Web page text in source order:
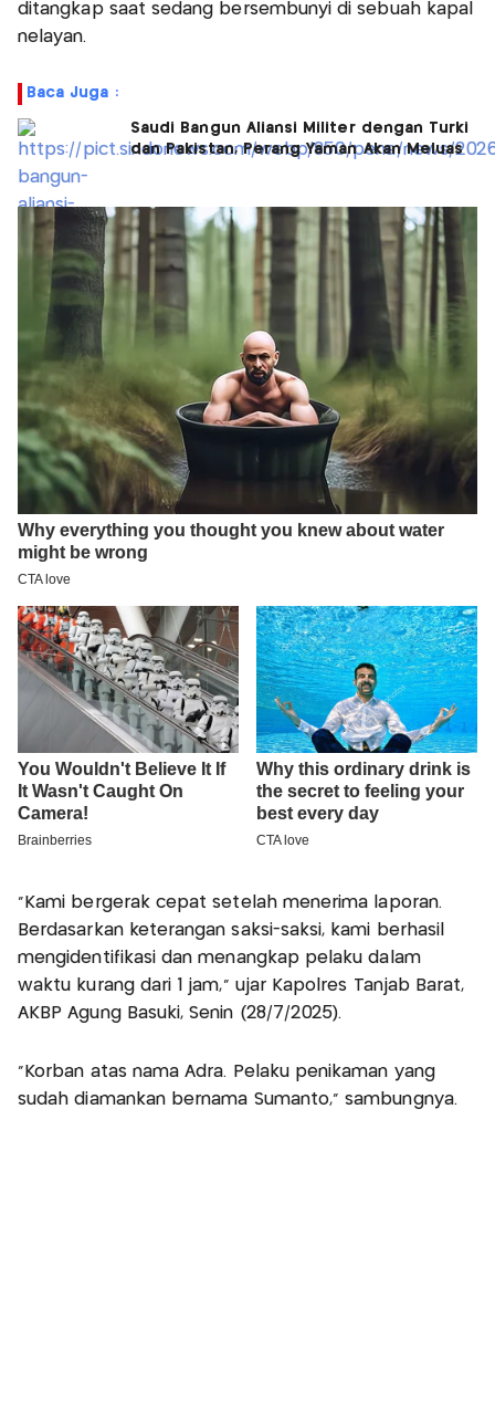
ditangkap saat sedang bersembunyi di sebuah kapal
nelayan.
Baca Juga :
Saudi Bangun Aliansi Militer dengan Turki
dan Pakistan, Perang Yaman Akan Meluas
"Kami bergerak cepat setelah menerima laporan.
Berdasarkan keterangan saksi-saksi, kami berhasil
mengidentifikasi dan menangkap pelaku dalam
waktu kurang dari 1 jam," ujar Kapolres Tanjab Barat,
AKBP Agung Basuki, Senin (28/7/2025).
"Korban atas nama Adra. Pelaku penikaman yang
sudah diamankan bernama Sumanto," sambungnya.